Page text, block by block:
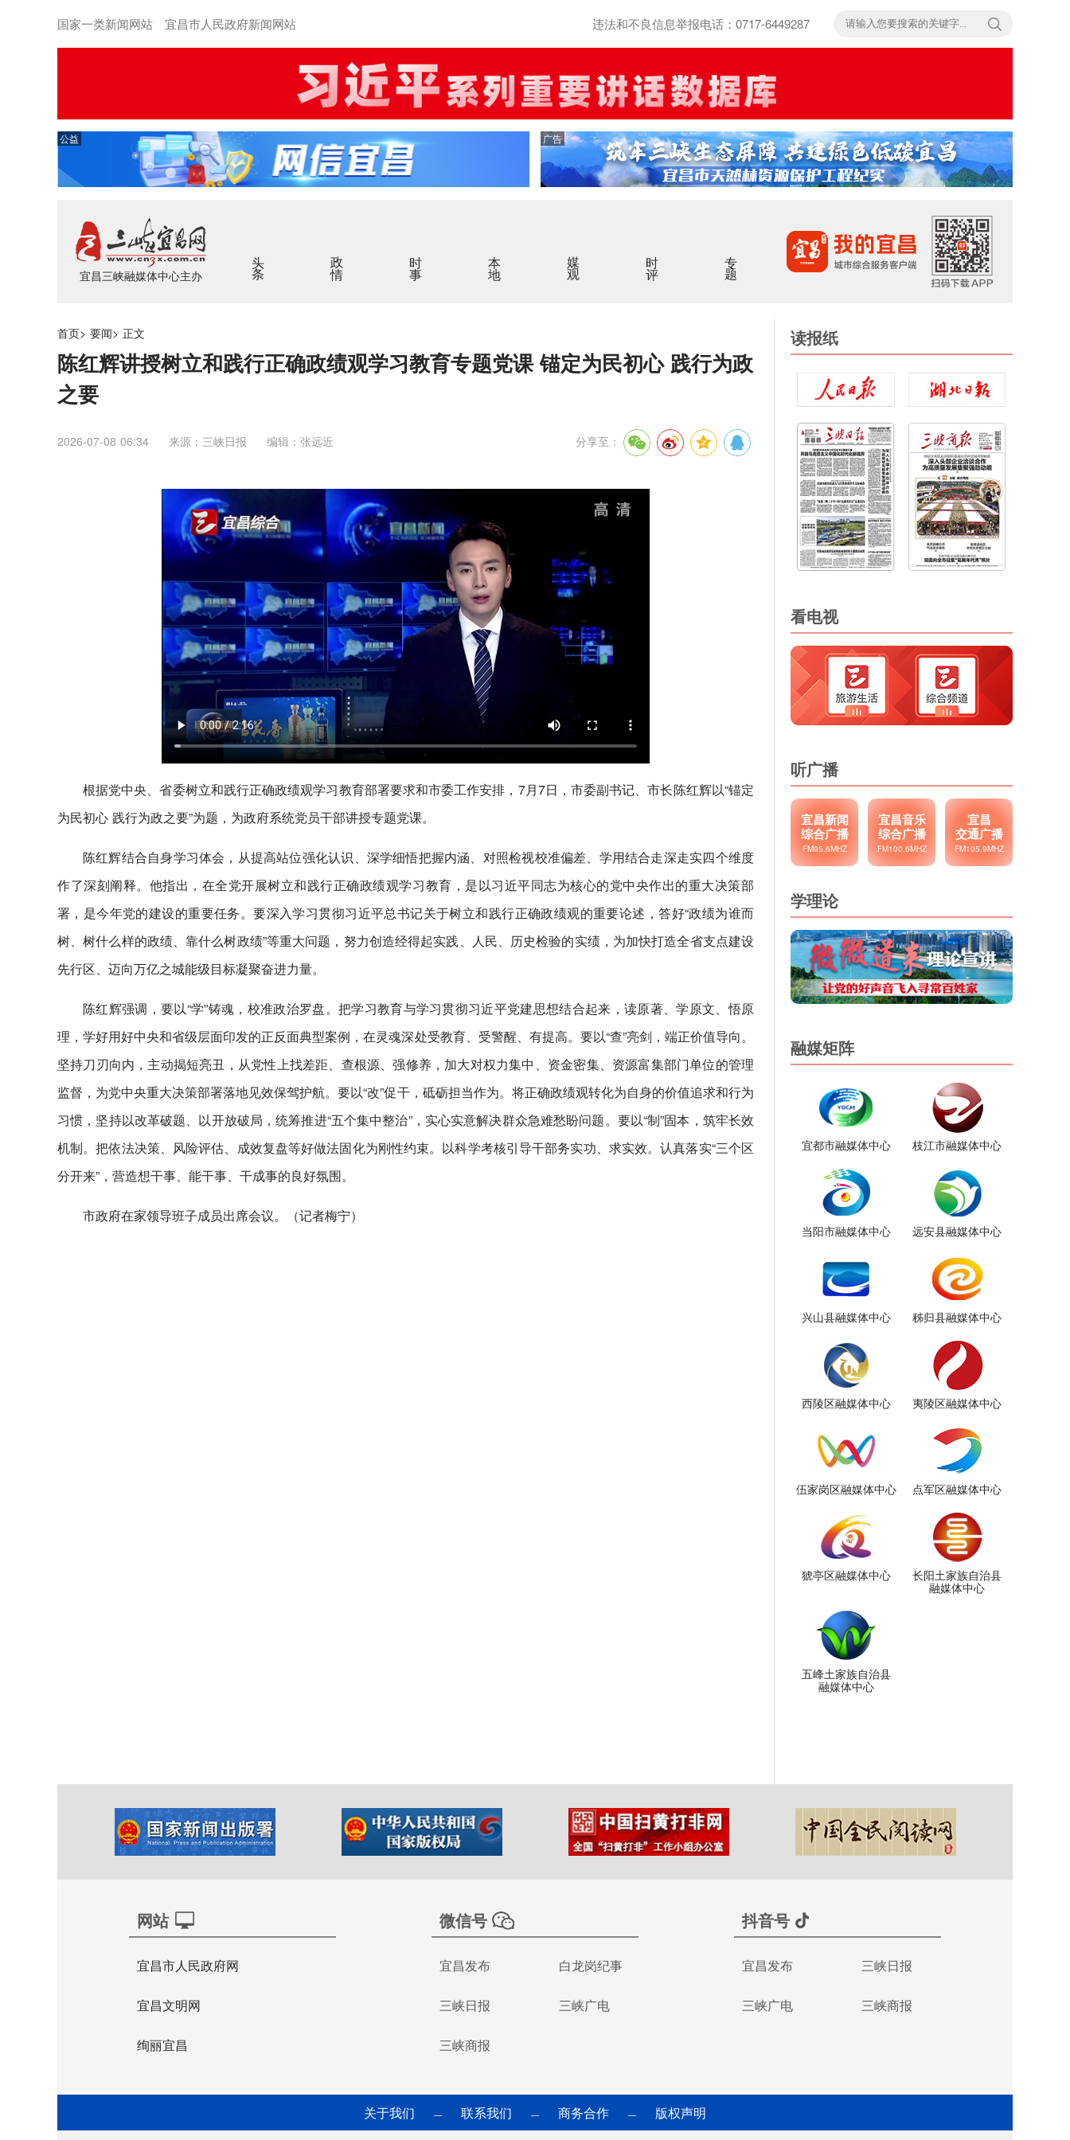
国家一类新闻网站 宜昌市人民政府新闻网站 违法和不良信息举报电话：0717-6449287
公益 广告
宜昌三峡融媒体中心主办
头条 政情 时事 本地 媒观 时评 专题
首页> 要闻> 正文
陈红辉讲授树立和践行正确政绩观学习教育专题党课 锚定为民初心 践行为政
之要
2026-07-08 06:34 来源：三峡日报 编辑：张远近 分享至：
根据党中央、省委树立和践行正确政绩观学习教育部署要求和市委工作安排，7月7日，市委副书记、市长陈红辉以“锚定
为民初心 践行为政之要”为题，为政府系统党员干部讲授专题党课。
陈红辉结合自身学习体会，从提高站位强化认识、深学细悟把握内涵、对照检视校准偏差、学用结合走深走实四个维度
作了深刻阐释。他指出，在全党开展树立和践行正确政绩观学习教育，是以习近平同志为核心的党中央作出的重大决策部
署，是今年党的建设的重要任务。要深入学习贯彻习近平总书记关于树立和践行正确政绩观的重要论述，答好“政绩为谁而
树、树什么样的政绩、靠什么树政绩”等重大问题，努力创造经得起实践、人民、历史检验的实绩，为加快打造全省支点建设
先行区、迈向万亿之城能级目标凝聚奋进力量。
陈红辉强调，要以“学”铸魂，校准政治罗盘。把学习教育与学习贯彻习近平党建思想结合起来，读原著、学原文、悟原
理，学好用好中央和省级层面印发的正反面典型案例，在灵魂深处受教育、受警醒、有提高。要以“查”亮剑，端正价值导向。
坚持刀刃向内，主动揭短亮丑，从党性上找差距、查根源、强修养，加大对权力集中、资金密集、资源富集部门单位的管理
监督，为党中央重大决策部署落地见效保驾护航。要以“改”促干，砥砺担当作为。将正确政绩观转化为自身的价值追求和行为
习惯，坚持以改革破题、以开放破局，统筹推进“五个集中整治”，实心实意解决群众急难愁盼问题。要以“制”固本，筑牢长效
机制。把依法决策、风险评估、成效复盘等好做法固化为刚性约束。以科学考核引导干部务实功、求实效。认真落实“三个区
分开来”，营造想干事、能干事、干成事的良好氛围。
市政府在家领导班子成员出席会议。（记者梅宁）
读报纸
看电视
听广播
宜昌新闻
综合广播
FM95.6MHZ
宜昌音乐
综合广播
FM100.6MHZ
宜昌
交通广播
FM105.9MHZ
学理论
融媒矩阵
宜都市融媒体中心 枝江市融媒体中心
当阳市融媒体中心 远安县融媒体中心
兴山县融媒体中心 秭归县融媒体中心
西陵区融媒体中心 夷陵区融媒体中心
伍家岗区融媒体中心 点军区融媒体中心
猇亭区融媒体中心
长阳土家族自治县
融媒体中心
五峰土家族自治县
融媒体中心
网站
宜昌市人民政府网
宜昌文明网
绚丽宜昌
微信号
宜昌发布 白龙岗纪事
三峡日报 三峡广电
三峡商报
抖音号
宜昌发布 三峡日报
三峡广电 三峡商报
关于我们 — 联系我们 — 商务合作 — 版权声明